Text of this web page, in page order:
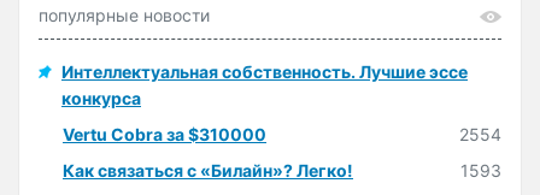
популярные новости
Интеллектуальная собственность. Лучшие эссе
конкурса
Vertu Cobra за $310000
2554
Как связаться с «Билайн»? Легко!
1593